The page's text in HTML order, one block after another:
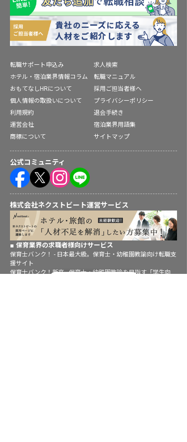
転職サポート申込み
求人検索
ホテル・宿泊業界情報コラム
転職マニュアル
おもてなしHRについて
採用ご担当者様へ
個人情報の取扱いについて
プライバシーポリシー
利用規約
退会手続き
運営会社
宿泊業界用語集
商標について
サイトマップ
公式コミュニティ
株式会社ネクストビート運営サービス
保育業界の求職者様向けサービス
保育士バンク！ - 日本最大級。保育士・幼稚園教諭向け転職支
援サイト
保育士バンク！新卒 - 保育士・幼稚園教諭を目指す「学生向